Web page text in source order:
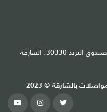
هيئة الطرق والمواصلات بالشارقة، صندوق البريد 30330. الشارقة
بالشارقة © 2023